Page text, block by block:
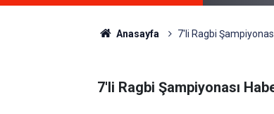
Anasayfa 7'li Ragbi
7'li Ragbi Şampiyonası